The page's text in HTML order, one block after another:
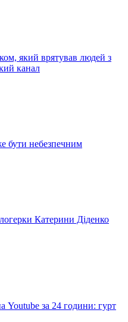
який врятував людей з
канал
бути небезпечним
Катерини Діденко
Youtube за 24 години: гурт